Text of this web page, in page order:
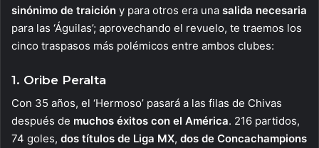
sinónimo de traición y para otros era una salida necesaria
para las ‘Águilas’; aprovechando el revuelo, te traemos los
cinco traspasos más polémicos entre ambos clubes:
1. Oribe Peralta
Con 35 años, el ‘Hermoso’ pasará a las filas de Chivas
después de muchos éxitos con el América. 216 partidos,
74 goles, dos títulos de Liga MX, dos de Concachampions